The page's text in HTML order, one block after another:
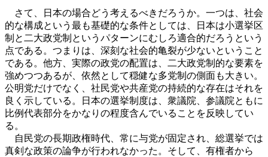
さて、日本の場合どう考えるべきだろうか。一つは、社会
的な構成という最も基礎的な条件としては、日本は小選挙区
制と二大政党制というパターンにむしろ適合的だろうという
点である。つまりは、深刻な社会的亀裂が少ないということ
である。他方、実際の政党の配置は、二大政党制的な要素を
強めつつあるが、依然として穏健な多党制の側面も大きい。
公明党だけでなく、社民党や共産党の持続的な存在はそれを
良く示している。日本の選挙制度は、衆議院、参議院ともに
比例代表部分をかなりの程度含んでいることを反映してい
る。
自民党の長期政権時代、常に与党が固定され、総選挙では
真剣な政策の論争が行われなかった。そして、有権者から